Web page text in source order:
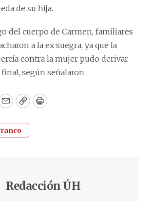
de su hija.
del cuerpo de Carmen, familiares
a la ex suegra, ya que la
contra la mujer pudo derivar
según señalaron.
EmailCopyPrint
Redacción ÚH